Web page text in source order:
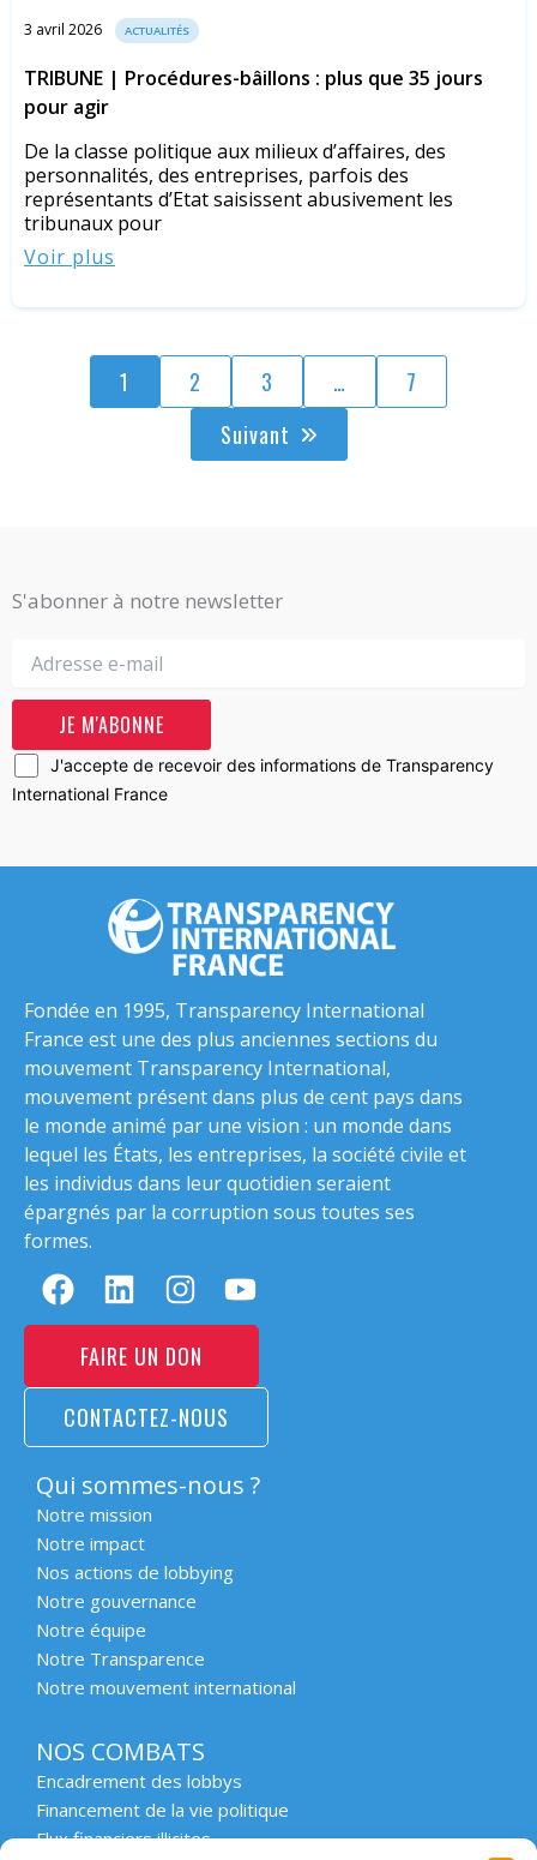
3 avril 2026 ACTUALITÉS
TRIBUNE | Procédures-bâillons : plus que 35 jours
pour agir
De la classe politique aux milieux d’affaires, des
personnalités, des entreprises, parfois des
représentants d’Etat saisissent abusivement les
tribunaux pour
Voir plus
1 2 3 …
7
Suivant
S'abonner à notre newsletter
J'accepte de recevoir des informations de Transparency
International France
Fondée en 1995, Transparency International
France est une des plus anciennes sections du
mouvement Transparency International,
mouvement présent dans plus de cent pays dans
le monde animé par une vision : un monde dans
lequel les États, les entreprises, la société civile et
les individus dans leur quotidien seraient
épargnés par la corruption sous toutes ses
formes.
FAIRE UN DON
CONTACTEZ-NOUS
Qui sommes-nous ?
Notre mission
Notre impact
Nos actions de lobbying
Notre gouvernance
Notre équipe
Notre Transparence
Notre mouvement international
NOS COMBATS
Encadrement des lobbys
Financement de la vie politique
Flux financiers illicites